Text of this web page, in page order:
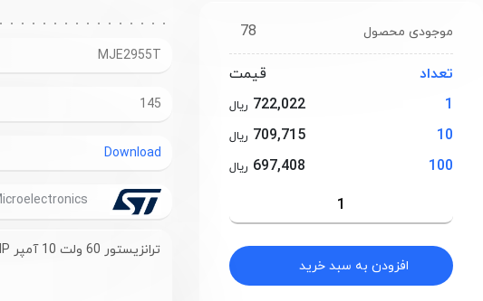
78 موجودی محصول
تعداد
قیمت
1
722,022 ریال
10
709,715 ریال
100
697,408 ریال
افزودن به سبد خرید
MJE2955T
145
Download
ترانزیستور 60 ولت 10 آمپر PNP با پکیج TO-220-3